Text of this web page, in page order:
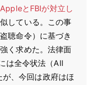
AppleとFBIが対立し
している。この事
聴命令）に基づき
く求めた。法律面
は全令状法（All
、今回は政府はほ